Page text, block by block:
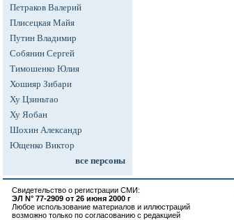
Петраков Валерий
Плисецкая Майя
Путин Владимир
Собянин Сергей
Тимошенко Юлия
Хошияр Зибари
Ху Цзиньтао
Ху Яобан
Шохин Александр
Ющенко Виктор
все персоны
Свидетельство о регистрации СМИ:
ЭЛ N° 77-2909 от 26 июня 2000 г
Любое использование материалов и иллюстраций
возможно только по согласованию с редакцией